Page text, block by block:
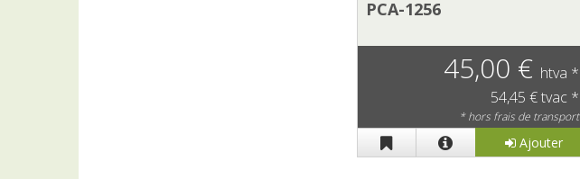
PCA-1256
45,00 € htva *
54,45 € tvac *
* hors frais de transport
Ajouter